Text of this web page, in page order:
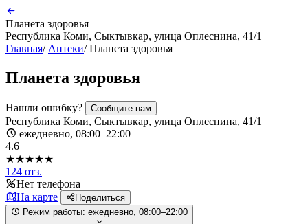
Планета здоровья
Республика Коми, Сыктывкар, улица Оплеснина, 41/1
Главная/ Аптеки/ Планета здоровья
Планета здоровья
Нашли ошибку? Сообщите нам
Республика Коми, Сыктывкар, улица Оплеснина, 41/1
ежедневно, 08:00–22:00
4.6
★★★★★
124 отз.
Нет телефона
На карте
Поделиться
Режим работы: ежедневно, 08:00–22:00